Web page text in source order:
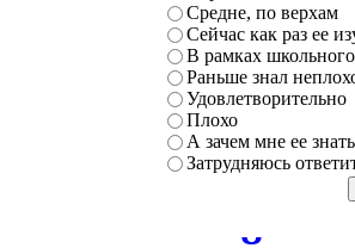
Средне, по верхам
Сейчас как раз ее
В рамках
Раньше знал
Удовлетворительно
Плохо
А зачем мне ее
Затрудняюсь